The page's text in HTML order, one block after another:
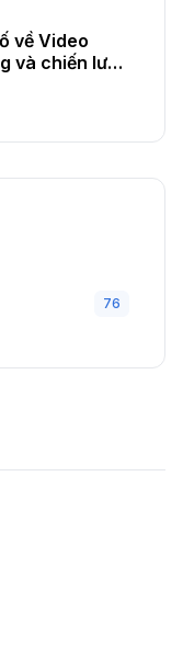
về Video
và chiến lược
76